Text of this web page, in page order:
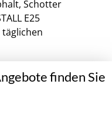
Schotter
E25
finden Sie